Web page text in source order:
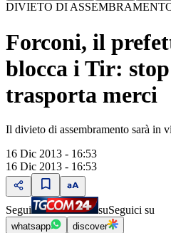
DIVIETO DI
Forconi, il
blocca i Tir:
trasporta merci
Il divieto di assembramento sarà in
16 Dic 2013 - 16:53
16 Dic 2013 - 16:53
Segui suSeguici su
whatsapp discover